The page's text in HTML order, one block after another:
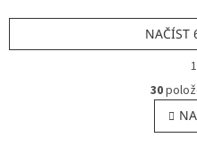
NAČÍST
1
30